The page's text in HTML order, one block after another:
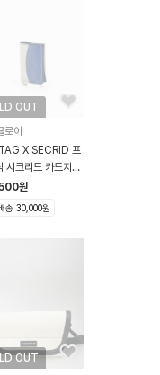
OUT
로이
X SECRID 프
시크리드 카드지갑
이트 블루
원
송 30,000원
OUT